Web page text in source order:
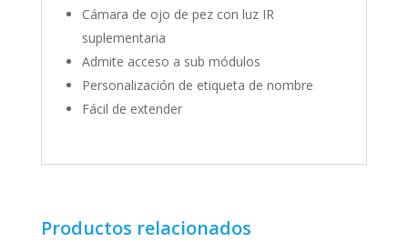
Cámara de ojo de pez con luz IR
suplementaria
Admite acceso a sub módulos
Personalización de etiqueta de nombre
Fácil de extender
Productos relacionados